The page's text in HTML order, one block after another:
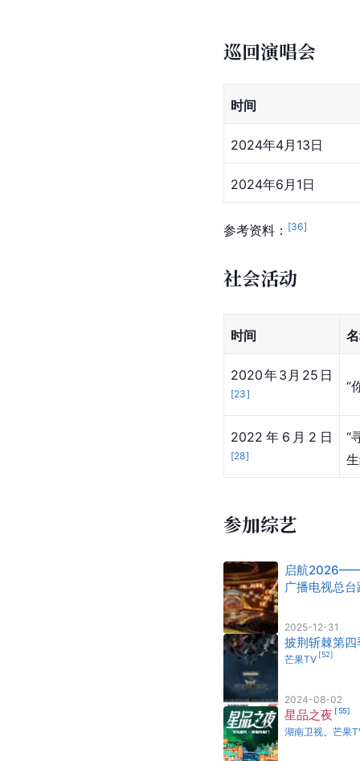
巡回演唱会
时间
2024年4月13日
2024年6月1日
参考资料： [36]
社会活动
时间
2020年3月25日
[23] “
2022年6月2日
[28]
“
参加综艺
启航
广播电视总台
2025-12-31
披荆斩棘第四
芒果TV [52]
2024-08-02
星品之夜 [55]
湖南卫视、 芒果